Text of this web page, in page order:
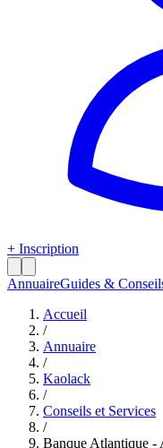
+ Inscription
AnnuaireGuides &
Accueil
/
Annuaire
/
Kaolack
/
Conseils et Services
/
Banque Atlantique -